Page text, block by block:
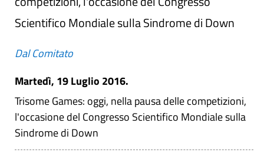
Scientifico Mondiale sulla Sindrome di Down
Dal Comitato
Martedì, 19 Luglio 2016.
Trisome Games: oggi, nella pausa delle competizioni,
l'occasione del Congresso Scientifico Mondiale sulla
Sindrome di Down